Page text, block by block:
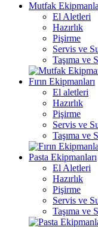
Mutfak
El Aletleri
Hazırlık
Pişirme
Servis ve
Taşıma ve
Fırın Ekipmanları
El aletleri
Hazırlık
Pişirme
Servis ve
Taşıma ve
Pasta Ekipmanları
El Aletleri
Hazırlık
Pişirme
Servis ve
Taşıma ve